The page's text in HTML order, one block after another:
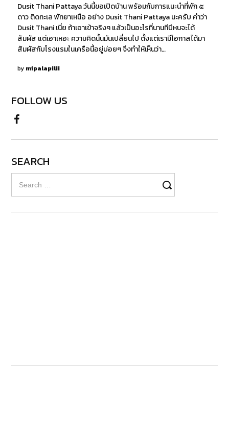
Dusit Thani Pattaya วันนี้ขอเปิดบ้าน พร้อมกับการแนะนำที่พัก ๕
ดาว ติดทะเล พัทยาเหนือ อย่าง Dusit Thani Pattaya นะครับ คำว่า
Dusit Thani เนี่ย ถ้าเอาเข้าจริงๆ แล้วเป็นอะไรที่นานทีปีหนจะได้
สัมผัส แต่เอาเหอะ ความคิดนั้นมันเปลี่ยนไป ตั้งแต่เรามีโอกาสได้มา
สัมผัสกับโรงแรมในเครือนี้อยู่บ่อยๆ จึงทำให้เห็นว่า…
by mipalapilii
FOLLOW US
SEARCH
for: